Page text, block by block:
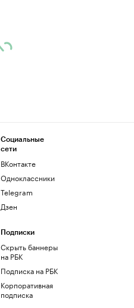
Социальные
сети
ВКонтакте
Одноклассники
Telegram
Дзен
Подписки
Скрыть баннеры
на РБК
Подписка на РБК
Корпоративная
подписка